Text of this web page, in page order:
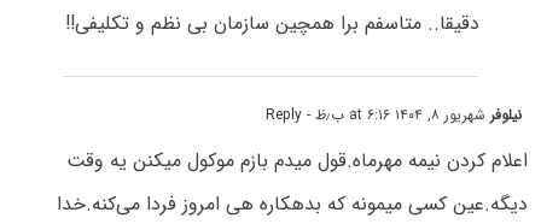
دقیقا.. متاسفم برا همچین سازمان بی نظم و تکلیفی!!
نیلوفرشهریور ۸, ۱۴۰۴ at ۶:۱۶ ب٫ظ - Reply
اعلام کردن نیمه مهرماه.قول میدم بازم موکول میکنن یه وقت
دیگه.عین کسی میمونه که بدهکاره هی امروز فردا می‌کنه.خدا